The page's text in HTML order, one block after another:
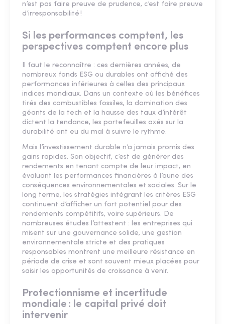
n’est pas faire preuve de prudence, c’est faire preuve
d’irresponsabilité !
Si les performances comptent, les
perspectives comptent encore plus
Il faut le reconnaître : ces dernières années, de
nombreux fonds ESG ou durables ont affiché des
performances inférieures à celles des principaux
indices mondiaux. Dans un contexte où les bénéfices
tirés des combustibles fossiles, la domination des
géants de la tech et la hausse des taux d’intérêt
dictent la tendance, les portefeuilles axés sur la
durabilité ont eu du mal à suivre le rythme.
Mais l’investissement durable n’a jamais promis des
gains rapides. Son objectif, c’est de générer des
rendements en tenant compte de leur impact, en
évaluant les performances financières à l’aune des
conséquences environnementales et sociales. Sur le
long terme, les stratégies intégrant les critères ESG
continuent d’afficher un fort potentiel pour des
rendements compétitifs, voire supérieurs. De
nombreuses études l’attestent : les entreprises qui
misent sur une gouvernance solide, une gestion
environnementale stricte et des pratiques
responsables montrent une meilleure résistance en
période de crise et sont souvent mieux placées pour
saisir les opportunités de croissance à venir.
Protectionnisme et incertitude
mondiale : le capital privé doit
intervenir